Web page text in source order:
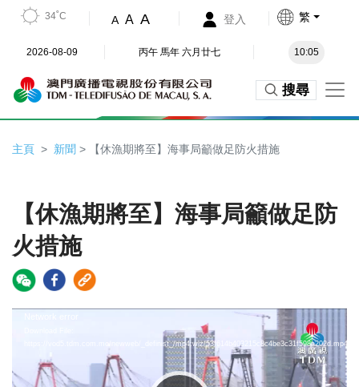
34˚C A A A 登入 繁
2026-08-09 丙午 馬年 六月廿七 10:05
搜尋
主頁 新聞 > 【休漁期將至】海事局籲做足防火措施
【休漁期將至】海事局籲做足防
火措施
https://vod5.tdm.com.mo/newweb/_definist_/mp4:wiz/53f614b403215c8c4be3c31f598a202d.mp4/